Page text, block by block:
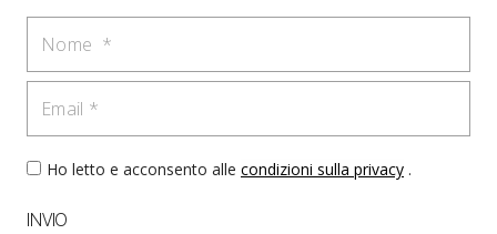
Ho letto e acconsento alle condizioni sulla privacy .
INVIO